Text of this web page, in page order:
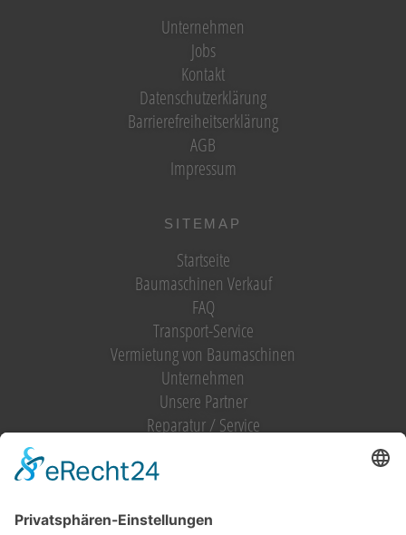
Unternehmen
Jobs
Kontakt
Datenschutzerklärung
Barrierefreiheitserklärung
AGB
Impressum
SITEMAP
Startseite
Baumaschinen Verkauf
FAQ
Transport-Service
Vermietung von Baumaschinen
Unternehmen
Unsere Partner
Reparatur / Service